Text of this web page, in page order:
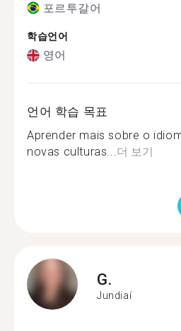
포르투갈어
학습언어
영어
언어 학습 목표
Aprender mais sobre o
novas culturas...더 보기
G.
Jundiaí